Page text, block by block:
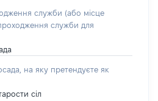
служби (або місце
служби для
на яку претендуєте як
сіл